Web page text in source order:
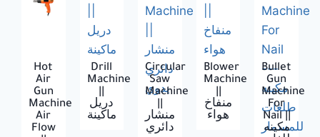
Hot
Air
Gun
Machine
Air
Flow
Drill
Machine
دريل
ماكينة
Circular
Saw
Machine
منشار
دائري
Blower
Machine
منفاخ
هواء
Bullet
Gun
Machine
For
Nail ||
مكينه